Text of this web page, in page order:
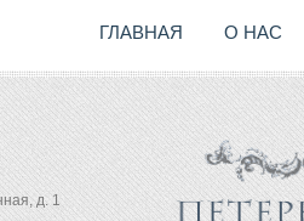
ГЛАВНАЯ О НАС
д. 1